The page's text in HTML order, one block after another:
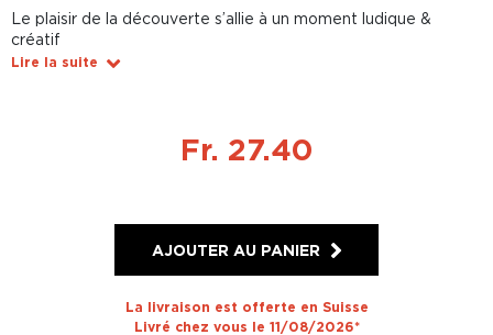
Le plaisir de la découverte s’allie à un moment ludique &
créatif
Lire la suite
Fr. 27.40
AJOUTER AU PANIER
La livraison est offerte en Suisse
Livré chez vous le 11/08/2026*